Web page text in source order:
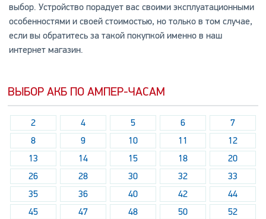
выбор. Устройство порадует вас своими эксплуатационными
особенностями и своей стоимостью, но только в том случае,
если вы обратитесь за такой покупкой именно в наш
интернет магазин.
ВЫБОР АКБ ПО АМПЕР-ЧАСАМ
2 4 5 6
7
8
9 10 11
12
13
14 15 18
20
26
28 30 32
33
35
36 40 42
44
45
47 48 50
52